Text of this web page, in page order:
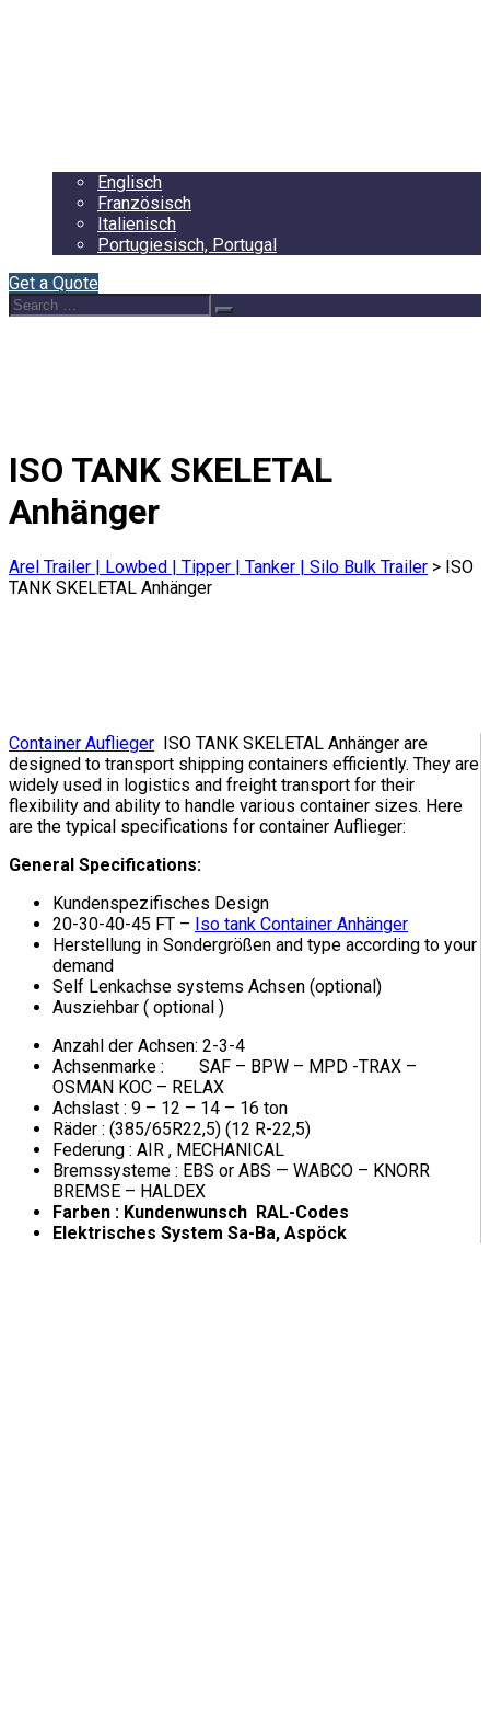
Englisch
Französisch
Italienisch
Portugiesisch, Portugal
Get a Quote
Search
for:
Search
ISO TANK SKELETAL
Anhänger
Arel Trailer | Lowbed | Tipper | Tanker | Silo Bulk Trailer > ISO
TANK SKELETAL Anhänger
Container Auflieger ISO TANK SKELETAL Anhänger are
designed to transport shipping containers efficiently. They are
widely used in logistics and freight transport for their
flexibility and ability to handle various container sizes. Here
are the typical specifications for container Auflieger:
General Specifications:
Kundenspezifisches Design
20-30-40-45 FT – Iso tank Container Anhänger
Herstellung in Sondergrößen and type according to your
demand
Self Lenkachse systems Achsen (optional)
Ausziehbar ( optional )
Anzahl der Achsen: 2-3-4
Achsenmarke : SAF – BPW – MPD -TRAX –
OSMAN KOC – RELAX
Achslast : 9 – 12 – 14 – 16 ton
Räder : (385/65R22,5) (12 R-22,5)
Federung : AIR , MECHANICAL
Bremssysteme : EBS or ABS — WABCO – KNORR
BREMSE – HALDEX
Farben : Kundenwunsch RAL-Codes
Elektrisches System Sa-Ba, Aspöck